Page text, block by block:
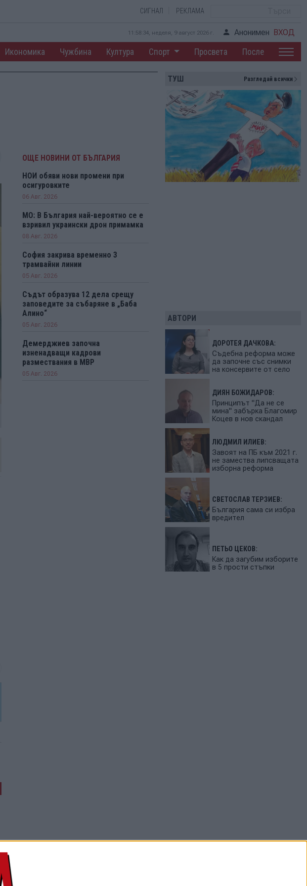
СИГНАЛ РЕКЛАМА
11:58:35, неделя, 9 август 2026 г. Анонимен ВХОД
Икономика Чужбина Култура Спорт Просвета После
ОЩЕ НОВИНИ ОТ БЪЛГАРИЯ
НОИ обяви нови промени при
осигуровките
06 Авг. 2026
МО: В България най-вероятно се е
взривил украински дрон примамка
08 Авг. 2026
София закрива временно 3
трамвайни линии
05 Авг. 2026
Съдът образува 12 дела срещу
заповедите за събаряне в „Баба
Алино“
05 Авг. 2026
Демерджиев започна
изненадващи кадрови
размествания в МВР
05 Авг. 2026
ТУШ Разгледай всички
АВТОРИ
ДОРОТЕЯ ДАЧКОВА:
Съдебна реформа може
да започне със снимки
на консервите от село
ДИЯН БОЖИДАРОВ:
Принципът "Да не се
мина" забърка Благомир
Коцев в нов скандал
ЛЮДМИЛ ИЛИЕВ:
Завоят на ПБ към 2021 г.
не замества липсващата
изборна реформа
СВЕТОСЛАВ ТЕРЗИЕВ:
България сама си избра
вредител
ПЕТЬО ЦЕКОВ:
Как да загубим изборите
в 5 прости стъпки